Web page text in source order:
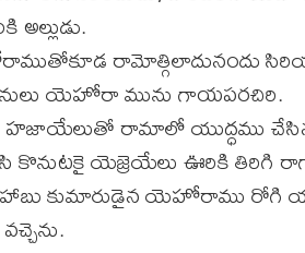
రామోత్గిలాదునందు
యెహోరా మును గాయపరచిరి.
రామాలో యుద్ధము
కొనుటకై యెజ్రెయేలు ఊరికి
కుమారుడైన యెహోరాము